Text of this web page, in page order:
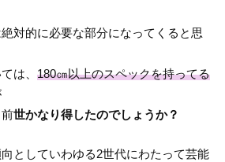
対的に必要な部分になってくると思
は、180㎝以上のスペックを持ってる
世かなり得したのでしょうか？
としていわゆる2世代にわたって芸能